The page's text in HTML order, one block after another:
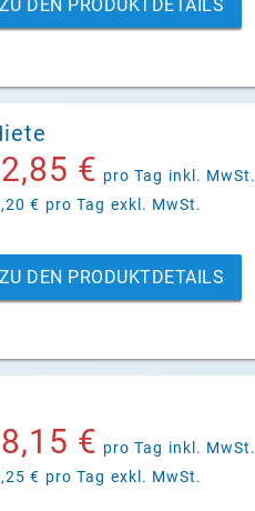
ZU DEN PRODUKTDETAILS
€ pro Tag inkl. MwSt.
€ pro Tag exkl. MwSt.
ZU DEN PRODUKTDETAILS
€ pro Tag inkl. MwSt.
€ pro Tag exkl. MwSt.